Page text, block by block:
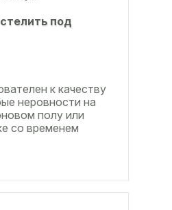
под
к качеству
неровности на
полу или
со временем